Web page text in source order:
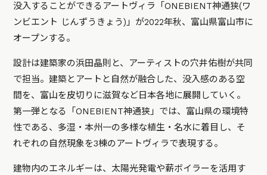
没入することができるアートヴィラ「ONEBIENT神通狭(ワ
ンビエント じんずうきょう)」が2022年秋、富山県富山市に
オープンする。
設計は建築家の浜田晶則と、アーティストの穴井佑樹が共同
で担当。建築とアートと自然が融合した、没入感のある空
間を、富山を皮切りに滋賀など日本各地に展開していく。
第一弾となる「ONEBIENT神通狭」では、富山県の環境特
性である、多湿・本州一の多様な植生・名水に着目し、そ
れぞれの自然現象を3棟のアートヴィラで表現する。
建物内のエネルギーは、太陽光発電や薪ボイラーを活用す